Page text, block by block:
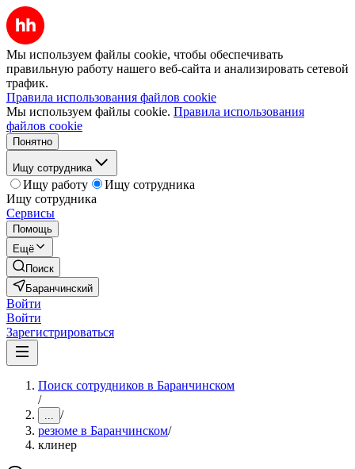
Мы используем файлы cookie, чтобы обеспечивать
правильную работу нашего веб-сайта и анализировать сетевой
трафик.
Правила использования файлов cookie
Мы используем файлы cookie. Правила использования
файлов cookie
Понятно
Ищу сотрудника
Ищу работу
Ищу сотрудника
Ищу сотрудника
Сервисы
Помощь
Ещё
Поиск
Баранчинский
Войти
Войти
Зарегистрироваться
Поиск сотрудников в Баранчинском
/
... /
резюме в Баранчинском/
клинер